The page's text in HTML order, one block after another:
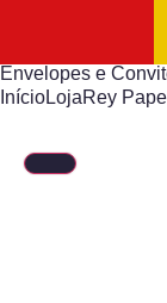
Envelopes e
InícioLojaRey